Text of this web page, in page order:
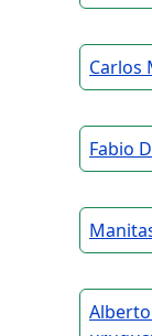
Carlos
Fabio